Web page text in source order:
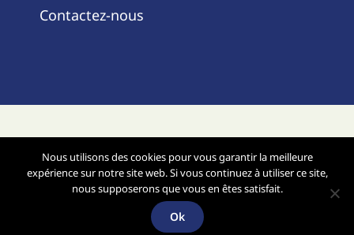
Contactez-nous
Mentions légales- Copyright ©2025 -
Site réalisé par Infopolis -
www.infopolis.fret Studio JL
www.studio-jl.fr
Nous utilisons des cookies pour vous garantir la meilleure
expérience sur notre site web. Si vous continuez à utiliser ce site,
nous supposerons que vous en êtes satisfait.
Ok